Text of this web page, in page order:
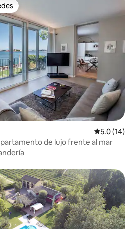
Calificación
5.0 (14)
de lujo frente al mar